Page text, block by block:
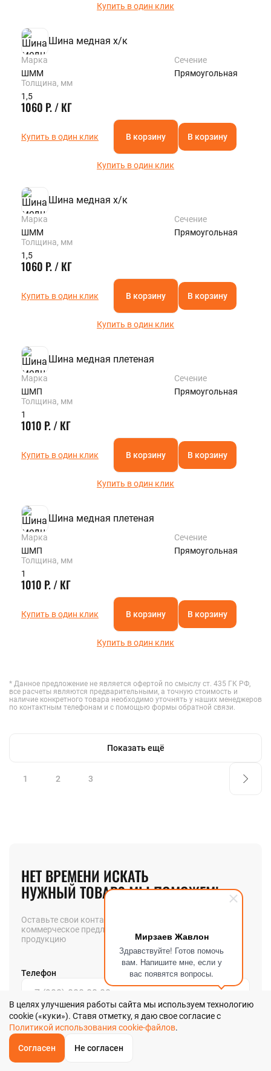
Мирзаев Жавлон
Здравствуйте! Готов помочь
вам. Напишите мне, если у
вас появятся вопросы.
ОБРАТНЫЙЗВОНОК
Купить в один клик
Шина медная х/к
Марка
ШММ
Сечение
Прямоугольная
Толщина, мм
1,5
1060 Р. / КГ
Купить в один клик В корзину В корзину
Купить в один клик
Шина медная х/к
Марка
ШММ
Сечение
Прямоугольная
Толщина, мм
1,5
1060 Р. / КГ
Купить в один клик В корзину В корзину
Купить в один клик
Шина медная плетеная
Марка
ШМП
Сечение
Прямоугольная
Толщина, мм
1
1010 Р. / КГ
Купить в один клик В корзину В корзину
Купить в один клик
Шина медная плетеная
Марка
ШМП
Сечение
Прямоугольная
Толщина, мм
1
1010 Р. / КГ
Купить в один клик В корзину В корзину
Купить в один клик
* Данное предложение не является офертой по смыслу ст. 435 ГК РФ,
все расчеты являются предварительными, а точную стоимость и
наличие конкретного товара необходимо уточнять у наших менеджеров
по контактным телефонам и с помощью формы обратной связи.
Показать ещё
1 2 3
НЕТ ВРЕМЕНИ ИСКАТЬ
НУЖНЫЙ ТОВАР? МЫ ПОМОЖЕМ!
Оставьте свои контакты и мы вышлем вам
коммерческое предложение на интересующую вас
продукцию
Телефон
Позвоните мне
Я даю согласиена обработку своих персональных данных в
Политикой обработки персональных данных
Главная
В целях улучшения работы сайта мы используем технологию
cookie («куки»). Ставя отметку, я даю свое согласие с
Политикой использования cookie-файлов.
Согласен Не согласен